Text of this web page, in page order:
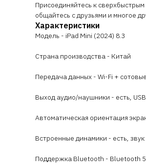
Присоединяйтесь к
общайтесь с друзьями и многое
Характеристики
Модель - iPad Mini (2024) 8.3
Страна производства - Китай
Передача данных - Wi-Fi +
Выход аудио/наушники - есть,
Автоматическая ориентация
Встроенные динамики - есть, звук
Поддержка Bluetooth - Bluetooth